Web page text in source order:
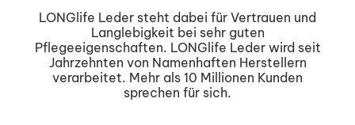
LONGlife Leder steht dabei für Vertrauen und
Langlebigkeit bei sehr guten
Pflegeeigenschaften. LONGlife Leder wird seit
Jahrzehnten von Namenhaften Herstellern
verarbeitet. Mehr als 10 Millionen Kunden
sprechen für sich.